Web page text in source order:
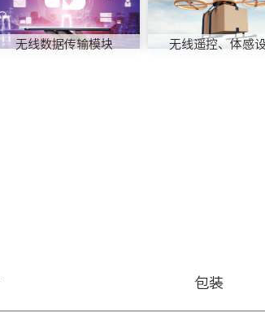
无线数据传输模块 无线遥控、体感
包装